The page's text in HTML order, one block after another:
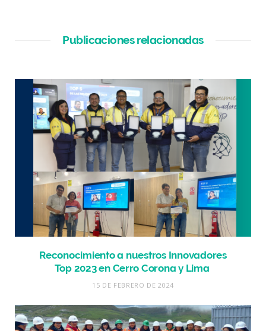
Publicaciones relacionadas
Reconocimiento a nuestros Innovadores
Top 2023 en Cerro Corona y Lima
15 DE FEBRERO DE 2024